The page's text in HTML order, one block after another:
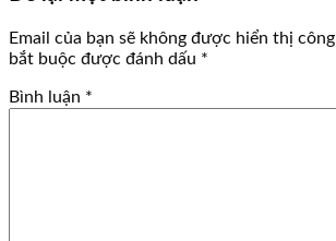
Email của bạn sẽ không được hiển thị
bắt buộc được đánh dấu *
Bình luận *